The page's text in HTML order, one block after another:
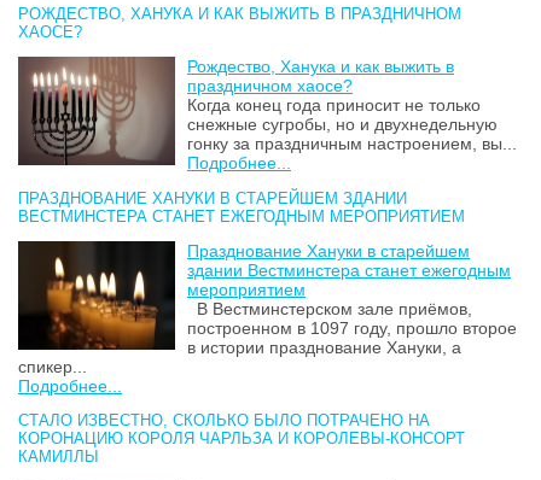
РОЖДЕСТВО, ХАНУКА И КАК ВЫЖИТЬ В ПРАЗДНИЧНОМ
ХАОСЕ?
Рождество, Ханука и как выжить в
праздничном хаосе?
Когда конец года приносит не только
снежные сугробы, но и двухнедельную
гонку за праздничным настроением, вы...
Подробнее...
ПРАЗДНОВАНИЕ ХАНУКИ В СТАРЕЙШЕМ ЗДАНИИ
ВЕСТМИНСТЕРА СТАНЕТ ЕЖЕГОДНЫМ МЕРОПРИЯТИЕМ
Празднование Хануки в старейшем
здании Вестминстера станет ежегодным
мероприятием
В Вестминстерском зале приёмов,
построенном в 1097 году, прошло второе
в истории празднование Хануки, а
спикер...
Подробнее...
СТАЛО ИЗВЕСТНО, СКОЛЬКО БЫЛО ПОТРАЧЕНО НА
КОРОНАЦИЮ КОРОЛЯ ЧАРЛЬЗА И КОРОЛЕВЫ-КОНСОРТ
КАМИЛЛЫ